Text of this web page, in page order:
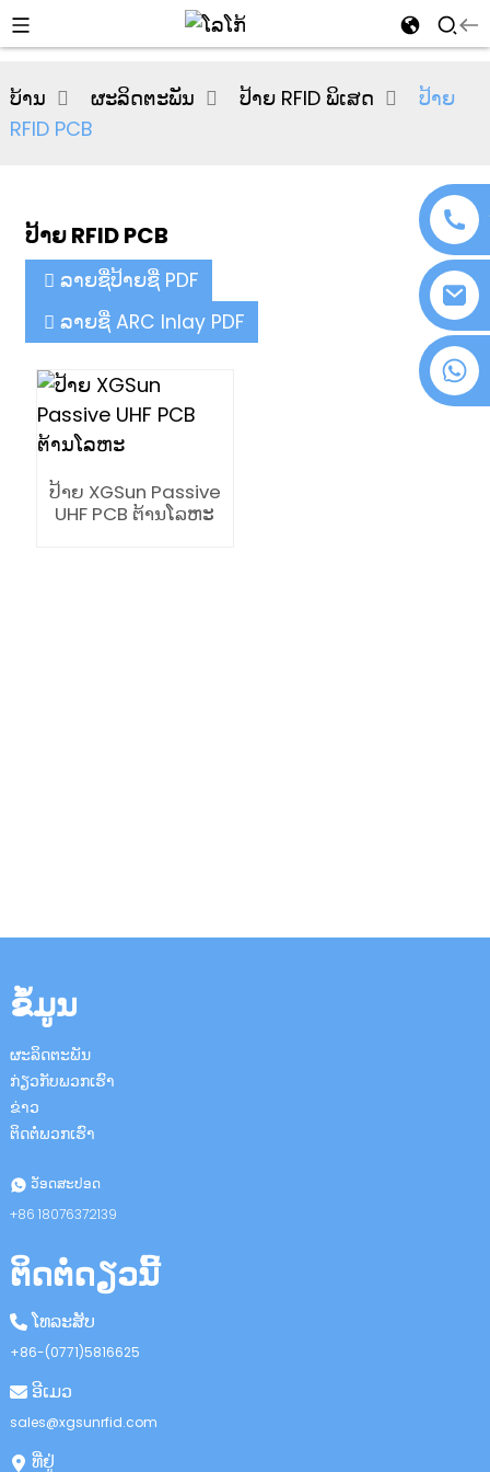
ບ້ານ ຜະລິດຕະພັນ ປ້າຍ RFID ພິເສດ
ປ້າຍ
RFID PCB
ປ້າຍ RFID PCB
ລາຍຊື່ປ້າຍຊື່ PDF
ລາຍຊື່ ARC Inlay PDF
ປ້າຍ XGSun Passive
UHF PCB ຕ້ານໂລຫະ
ຂໍ້ມູນ
ຜະລິດຕະພັນ
ກ່ຽວກັບພວກເຮົາ
ຂ່າວ
ຕິດຕໍ່ພວກເຮົາ
ວັອດສະປອດ
+86 18076372139
ຕິດຕໍ່ດຽວນີ້
ໂທລະສັບ
+86-(0771)5816625
ອີເມວ
sales@xgsunrfid.com
ທີ່ຢູ່